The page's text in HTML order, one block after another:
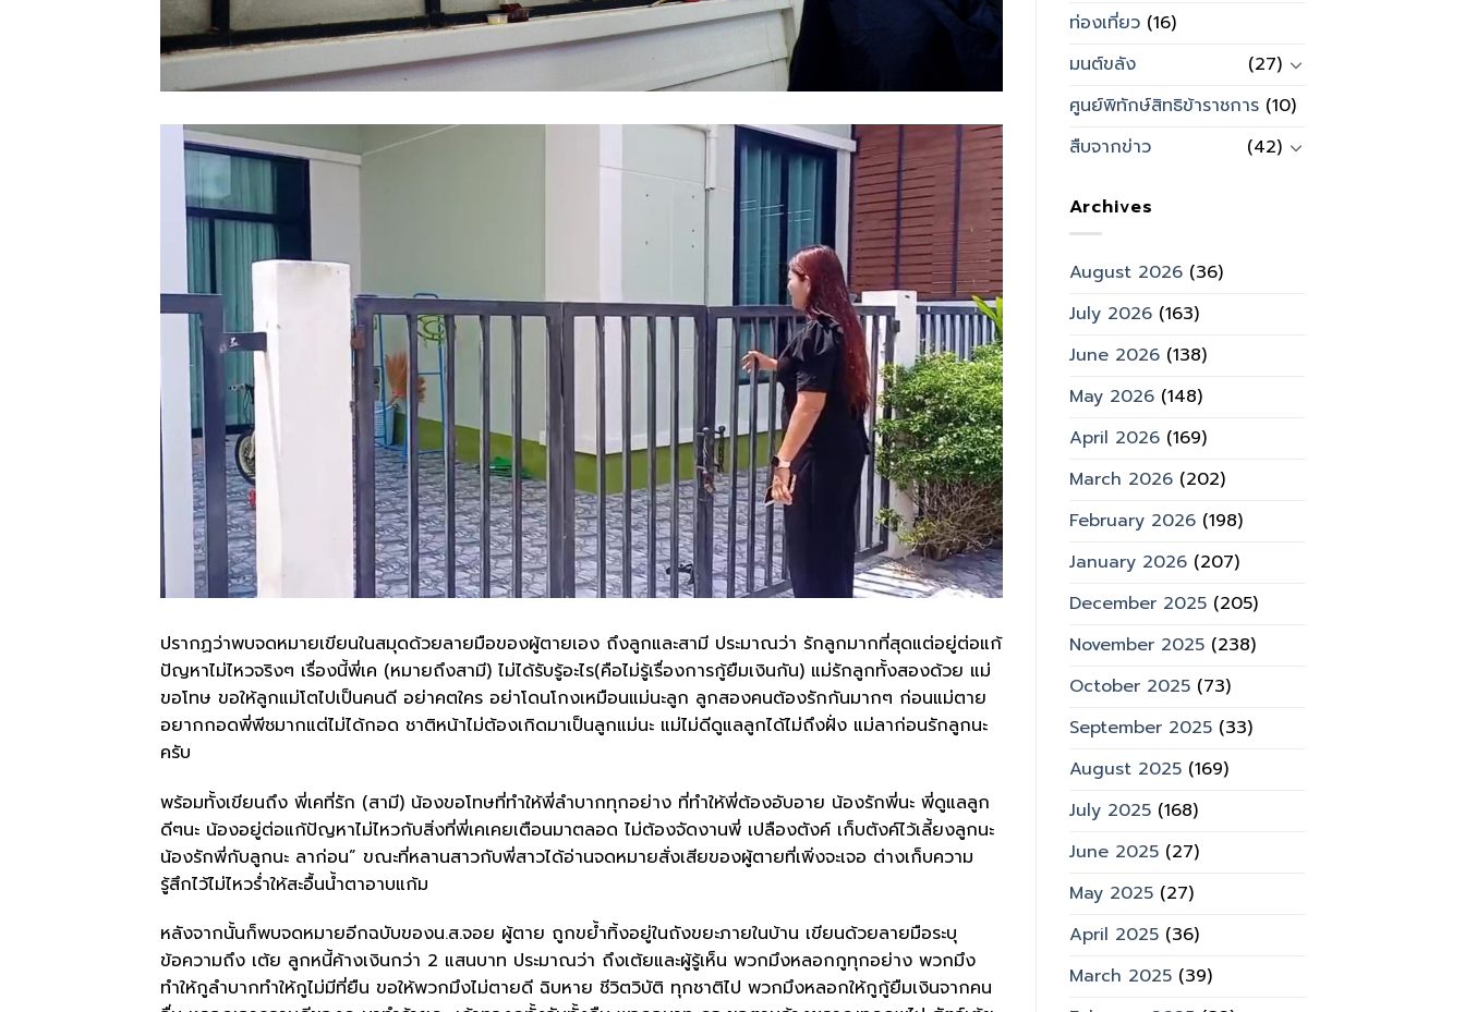
ปรากฏว่าพบจดหมายเขียนในสมุดด้วยลายมือของผู้ตายเอง ถึงลูกและสามี ประมาณว่า รักลูกมากที่สุดแต่อยู่ต่อแก้
ปัญหาไม่ไหวจริงๆ เรื่องนี้พี่เค (หมายถึงสามี) ไม่ได้รับรู้อะไร(คือไม่รู้เรื่องการกู้ยืมเงินกัน) แม่รักลูกทั้งสองด้วย แม่
ขอโทษ ขอให้ลูกแม่โตไปเป็นคนดี อย่าคตใคร อย่าโดนโกงเหมือนแม่นะลูก ลูกสองคนต้องรักกันมากๆ ก่อนแม่ตาย
อยากกอดพี่พีชมากแต่ไม่ได้กอด ชาติหน้าไม่ต้องเกิดมาเป็นลูกแม่นะ แม่ไม่ดีดูแลลูกได้ไม่ถึงฝั่ง แม่ลาก่อนรักลูกนะ
ครับ
พร้อมทั้งเขียนถึง พี่เคที่รัก (สามี) น้องขอโทษที่ทำให้พี่ลำบากทุกอย่าง ที่ทำให้พี่ต้องอับอาย น้องรักพี่นะ พี่ดูแลลูก
ดีๆนะ น้องอยู่ต่อแก้ปัญหาไม่ไหวกับสิ่งที่พี่เคเคยเตือนมาตลอด ไม่ต้องจัดงานพี่ เปลืองตังค์ เก็บตังค์ไว้เลี้ยงลูกนะ
น้องรักพี่กับลูกนะ ลาก่อน” ขณะที่หลานสาวกับพี่สาวได้อ่านจดหมายสั่งเสียของผู้ตายที่เพิ่งจะเจอ ต่างเก็บความ
รู้สึกไว้ไม่ไหวร่ำให้สะอื้นน้ำตาอาบแก้ม
หลังจากนั้นก็พบจดหมายอีกฉบับของน.ส.จอย ผู้ตาย ถูกขย้ำทิ้งอยู่ในถังขยะภายในบ้าน เขียนด้วยลายมือระบุ
ข้อความถึง เต้ย ลูกหนี้ค้างเงินกว่า 2 แสนบาท ประมาณว่า ถึงเต้ยและผู้รู้เห็น พวกมึงหลอกกูทุกอย่าง พวกมึง
ทำให้กูลำบากทำให้กูไม่มีที่ยืน ขอให้พวกมึงไม่ตายดี ฉิบหาย ชีวิตวิบัติ ทุกชาติไป พวกมึงหลอกให้กูกู้ยืมเงินจากคน
ท่องเที่ยว(16)
มนต์ขลัง
(27)
ศูนย์พิทักษ์สิทธิข้าราชการ(10)
สืบจากข่าว
(42)
Archives
August 2026(36)
July 2026(163)
June 2026(138)
May 2026(148)
April 2026(169)
March 2026(202)
February 2026(198)
January 2026(207)
December 2025(205)
November 2025(238)
October 2025(73)
September 2025(33)
August 2025(169)
July 2025(168)
June 2025(27)
May 2025(27)
April 2025(36)
March 2025(39)